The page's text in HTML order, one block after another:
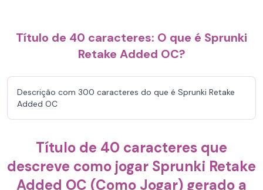
Título de 40 caracteres: O que é Sprunki
Retake Added OC?
Descrição com 300 caracteres do que é Sprunki Retake
Added OC
Título de 40 caracteres que
descreve como jogar Sprunki Retake
Added OC (Como Jogar) gerado a